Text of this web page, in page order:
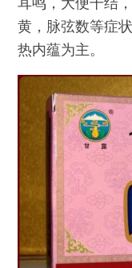
黄，脉弦数等症
热内蕴为主。